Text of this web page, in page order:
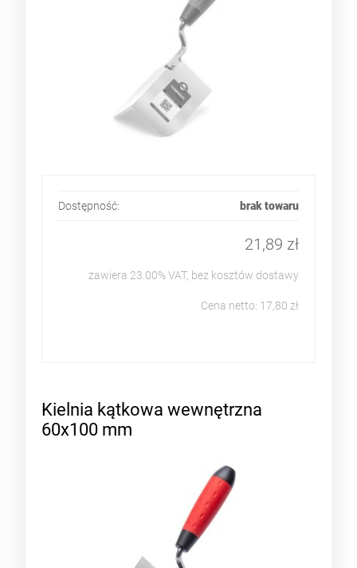
Dostępność: brak towaru
21,89 zł
zawiera 23.00% VAT, bez kosztów dostawy
Cena netto: 17,80 zł
Kielnia kątkowa wewnętrzna
60x100 mm